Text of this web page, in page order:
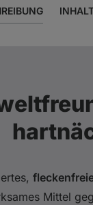
Mittel